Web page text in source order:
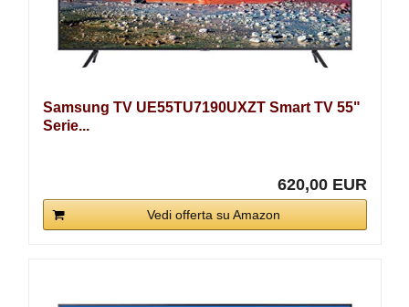
Samsung TV UE55TU7190UXZT Smart TV 55"
Serie...
620,00 EUR
Vedi offerta su Amazon